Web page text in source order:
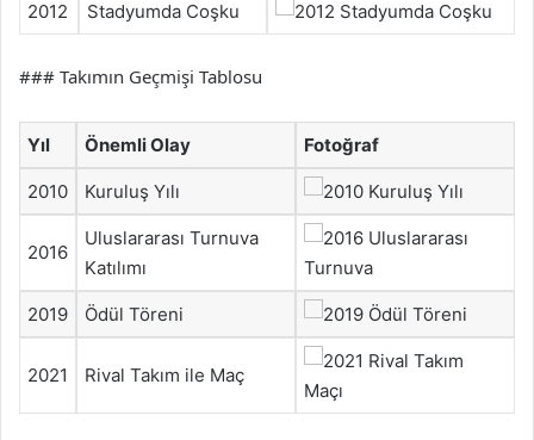
2012 Stadyumda Coşku
### Takımın Geçmişi Tablosu
Yıl Önemli Olay Fotoğraf
2010 Kuruluş Yılı
2016
Uluslararası Turnuva
Katılımı
2019 Ödül Töreni
2021 Rival Takım ile Maç